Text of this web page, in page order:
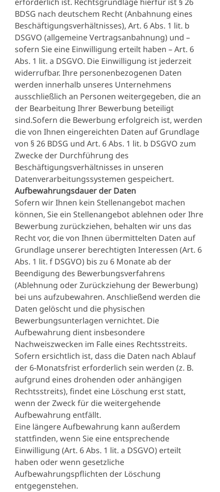
BDSG nach deutschem Recht (Anbahnung eines
Beschäftigungsverhältnisses), Art. 6 Abs. 1 lit. b
DSGVO (allgemeine Vertragsanbahnung) und –
sofern Sie eine Einwilligung erteilt haben – Art. 6
Abs. 1 lit. a DSGVO. Die Einwilligung ist jederzeit
widerrufbar. Ihre personenbezogenen Daten
werden innerhalb unseres Unternehmens
ausschließlich an Personen weitergegeben, die an
der Bearbeitung Ihrer Bewerbung beteiligt
sind.Sofern die Bewerbung erfolgreich ist, werden
die von Ihnen eingereichten Daten auf Grundlage
von § 26 BDSG und Art. 6 Abs. 1 lit. b DSGVO zum
Zwecke der Durchführung des
Beschäftigungsverhältnisses in unseren
Datenverarbeitungssystemen gespeichert.
Aufbewahrungsdauer der Daten
Sofern wir Ihnen kein Stellenangebot machen
können, Sie ein Stellenangebot ablehnen oder Ihre
Bewerbung zurückziehen, behalten wir uns das
Recht vor, die von Ihnen übermittelten Daten auf
Grundlage unserer berechtigten Interessen (Art. 6
Abs. 1 lit. f DSGVO) bis zu 6 Monate ab der
Beendigung des Bewerbungsverfahrens
(Ablehnung oder Zurückziehung der Bewerbung)
bei uns aufzubewahren. Anschließend werden die
Daten gelöscht und die physischen
Bewerbungsunterlagen vernichtet. Die
Aufbewahrung dient insbesondere
Nachweiszwecken im Falle eines Rechtsstreits.
Sofern ersichtlich ist, dass die Daten nach Ablauf
der 6-Monatsfrist erforderlich sein werden (z. B.
aufgrund eines drohenden oder anhängigen
Rechtsstreits), findet eine Löschung erst statt,
wenn der Zweck für die weitergehende
Aufbewahrung entfällt.
Eine längere Aufbewahrung kann außerdem
stattfinden, wenn Sie eine entsprechende
Einwilligung (Art. 6 Abs. 1 lit. a DSGVO) erteilt
haben oder wenn gesetzliche
Aufbewahrungspflichten der Löschung
entgegenstehen.